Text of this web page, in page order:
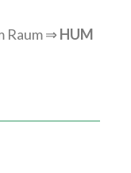
Raum ⇒ HUM